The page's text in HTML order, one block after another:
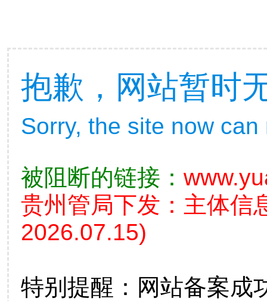
抱歉，网站暂时
Sorry, the site now
被阻断的链接：
贵州管局下发：主体信
2026.07.15)
特别提醒：网站备案成